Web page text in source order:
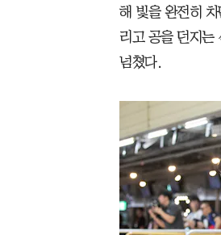
해 빛을 완전히
리고 공을 던지는
넘쳤다.